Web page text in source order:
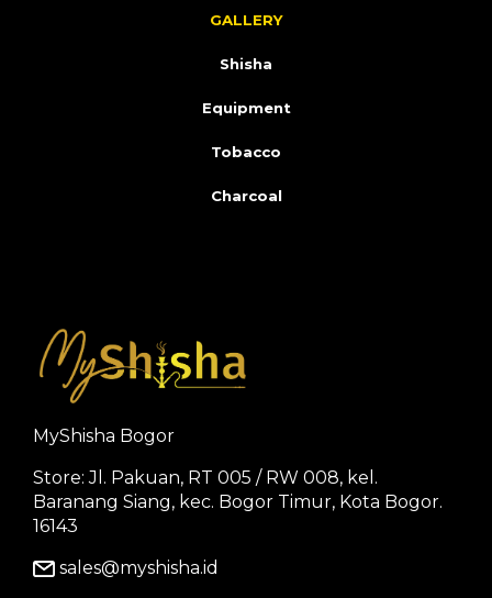
GALLERY
Shisha
Equipment
Tobacco
Charcoal
MyShisha Bogor
Store: Jl. Pakuan, RT 005 / RW 008, kel.
Baranang Siang, kec. Bogor Timur, Kota Bogor.
16143
sales@myshisha.id